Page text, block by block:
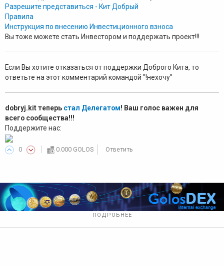
Разрешите представиться - Кит Добрый
Правила
Инструкция по внесению Инвестиционного взноса
Вы тоже можете стать Инвестором и поддержать проект!!!
Если Вы хотите отказаться от поддержки Доброго Кита, то
ответьте на этот комментарий командой "!нехочу"
dobryj.kit теперь стал Делегатом! Ваш голос важен для
всего сообщества!!!
Поддержите нас:
0 0.000 GOLOS Ответить
ПОДРОБНЕЕ